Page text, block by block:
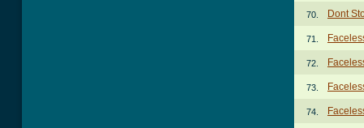
70. Dont
71.
72.
73.
74.